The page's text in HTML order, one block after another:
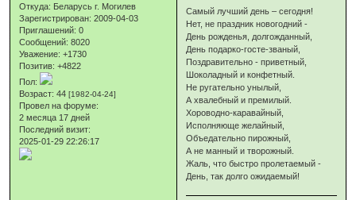
Откуда: Беларусь г. Могилев
Зарегистрирован: 2009-04-03
Приглашений: 0
Сообщений: 8020
Уважение: +1730
Позитив: +4822
Пол:
Возраст: 44[1982-04-24]
Провел на форуме:
2 месяца 17 дней
Последний визит:
2025-01-29 22:26:17
Самый лучший день – сегодня!
Нет, не праздник новогодний -
День рожденья, долгожданный,
День подарко-госте-званый,
Поздравительно - приветный,
Шоколадный и конфетный.
Не ругательно унылый,
А хвалебный и премилый.
Хороводно-каравайный,
Исполняюще желайный,
Объедательно пирожный,
А не манный и творожный.
Жаль, что быстро пролетаемый -
День, так долго ожидаемый!